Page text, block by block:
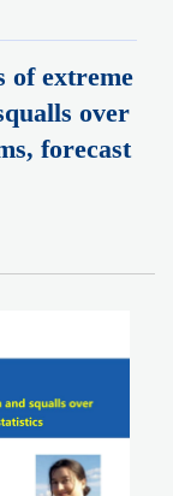
of extreme
over
forecast